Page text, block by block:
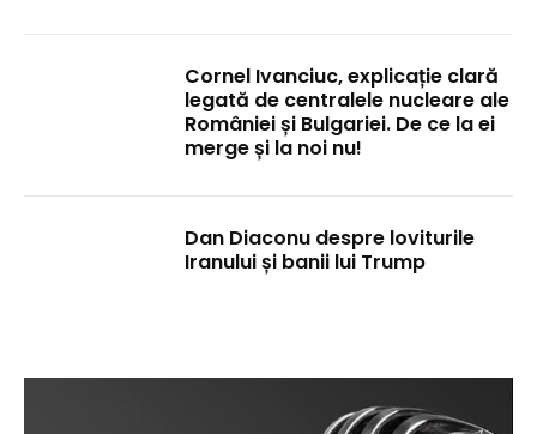
Cornel Ivanciuc, explicație clară
legată de centralele nucleare ale
României și Bulgariei. De ce la ei
merge și la noi nu!
Dan Diaconu despre loviturile
Iranului și banii lui Trump